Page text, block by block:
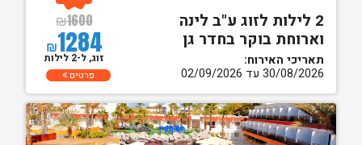
2 לילות לזוג ע"ב לינה
וארוחת בוקר בחדר גן
תאריכי האירוח:
30/08/2026 עד 02/09/2026
₪1600
₪1284
זוג, ל-2 לילות
פרטים